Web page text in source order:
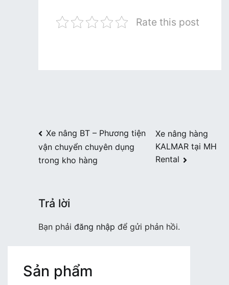
Rate this post
Điều
hướng
bài
Xe nâng BT – Phương tiện
vận chuyển chuyên dụng
trong kho hàng
Xe nâng hàng
KALMAR tại MH
Rental
Trả lời
Bạn phải đăng nhập để gửi phản hồi.
Sản phẩm